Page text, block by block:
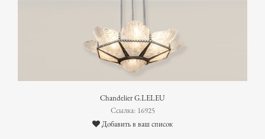
Chandelier G.LELEU
Ссылка: 16925
Добавить в ваш список